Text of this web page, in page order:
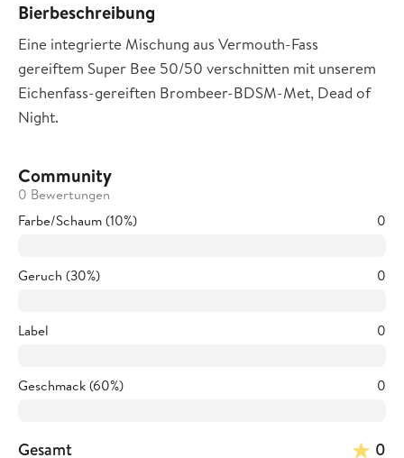
Bierbeschreibung
Eine integrierte Mischung aus Vermouth-Fass
gereiftem Super Bee 50/50 verschnitten mit unserem
Eichenfass-gereiften Brombeer-BDSM-Met, Dead of
Night.
Community
0 Bewertungen
Farbe/Schaum (10%)
0
Geruch (30%) 0
Label 0
Geschmack (60%) 0
Gesamt 0